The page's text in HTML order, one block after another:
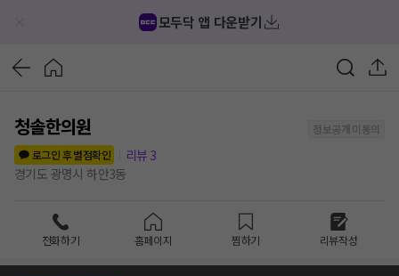
모두닥 앱 다운받기
청솔한의원
정보공개 미동의
로그인 후 별점확인
리뷰 3
경기도 광명시 하안3동
전화하기 홈페이지 찜하기 리뷰작성